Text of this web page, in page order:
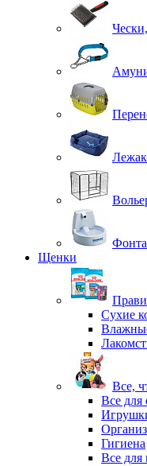
Щенки
Сухие
Все,
Все для
Гигиена
Все для